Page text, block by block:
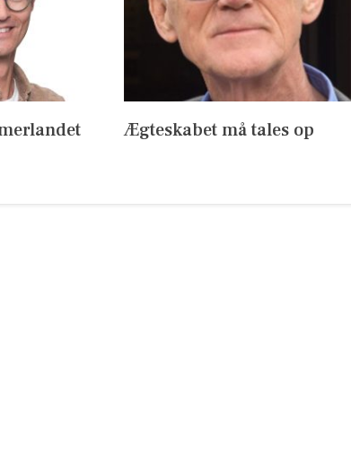
Ægteskabet må tales op